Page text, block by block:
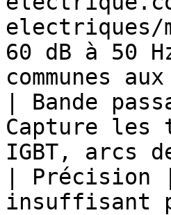
electriques/
60 dB à 50
communes
| Bande
Capture les
IGBT, arcs
| Précision
insuffisant